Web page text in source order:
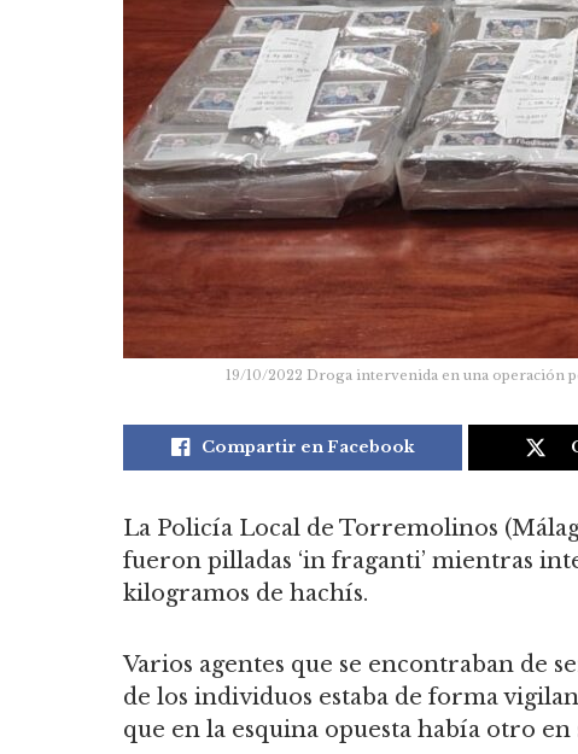
19/10/2022 Droga intervenida en una operación
Compartir en Facebook
La Policía Local de Torremolinos
fueron pilladas ‘in fraganti’ mientras
kilogramos de hachís.
Varios agentes que se encontraban de
de los individuos estaba de forma
que en la esquina opuesta había otro